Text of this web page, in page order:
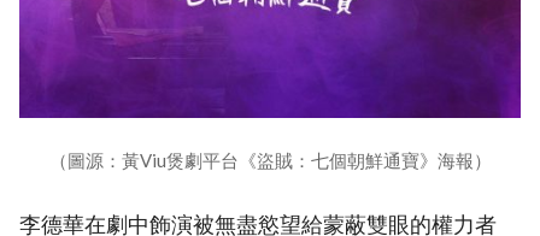
（圖源：黃Viu煲劇平台《盜賊：七個朝鮮通寶》海報）
李德華在劇中飾演被無盡慾望給蒙蔽雙眼的權力者